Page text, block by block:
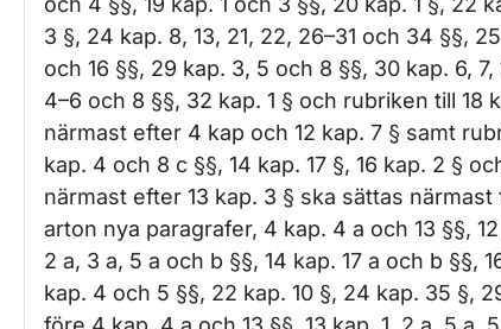
3 §, 24 kap. 8, 13, 21, 22, 26–31 och 34 §§,
och 16 §§, 29 kap. 3, 5 och 8 §§, 30 kap. 6, 7,
4–6 och 8 §§, 32 kap. 1 § och rubriken till 18
närmast efter 4 kap och 12 kap. 7 § samt
kap. 4 och 8 c §§, 14 kap. 17 §, 16 kap. 2 §
närmast efter 13 kap. 3 § ska sättas närmast
arton nya paragrafer, 4 kap. 4 a och 13 §§,
2 a, 3 a, 5 a och b §§, 14 kap. 17 a och b §§,
kap. 4 och 5 §§, 22 kap. 10 §, 24 kap. 35 §,